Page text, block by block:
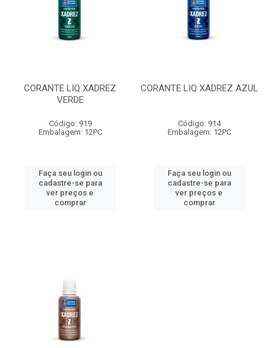
CORANTE LIQ XADREZ
VERDE
Código: 919
Embalagem: 12PC
Faça seu login ou
cadastre-se para
ver preços e
comprar
CORANTE LIQ XADREZ AZUL
Código: 914
Embalagem: 12PC
Faça seu login ou
cadastre-se para
ver preços e
comprar